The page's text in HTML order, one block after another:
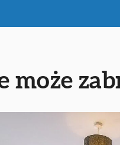
może